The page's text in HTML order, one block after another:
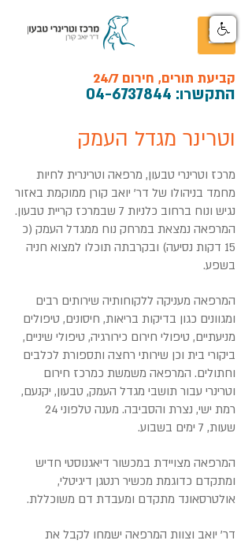
קביעת תורים, חירום 24/7
התקשרו: 04-6737844
וטרינר מגדל העמק
מרכז וטרינרי טבעון, מרפאה וטרינרית לחיות
מחמד בניהולו של דר' יואב קורן ממוקמת באזור
נגיש ונוח ברחוב כלניות 7 שבמרכז קריית טבעון.
המרפאה נמצאת במרחק נוח ממגדל העמק (כ
15 דקות נסיעה) ובקרבתה תוכלו למצוא חניה
בשפע.
המרפאה מעניקה ללקוחותיה שירותים רבים
ומגוונים כגון בדיקות בריאות, חיסונים, טיפולים
מניעתיים, טיפולי חירום כירורגיה, טיפולי שיניים,
ביקורי בית וכן שירותי רחצה ותספורת לכלבים
וחתולים. המרפאה משמשת כמרכז חירום
וטרינרי עבור תושבי מגדל העמק, טבעון, יקנעם,
רמת ישי, נצרת והסביבה. מענה טלפוני 24
שעות, 7 ימים בשבוע.
המרפאה מצויידת במכשור דיאגנוסטי חדיש
ומתקדם כדוגמת מכשיר רנטגן דיגיטלי,
אולטרסאונד מתקדם ומעבדת דם משוכללת.
דר' יואב וצוות המרפאה ישמחו לקבל את